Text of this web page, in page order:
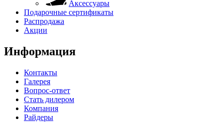
Аксессуары
Подарочные сертификаты
Распродажа
Акции
Информация
Контакты
Галерея
Вопрос-ответ
Стать дилером
Компания
Райдеры